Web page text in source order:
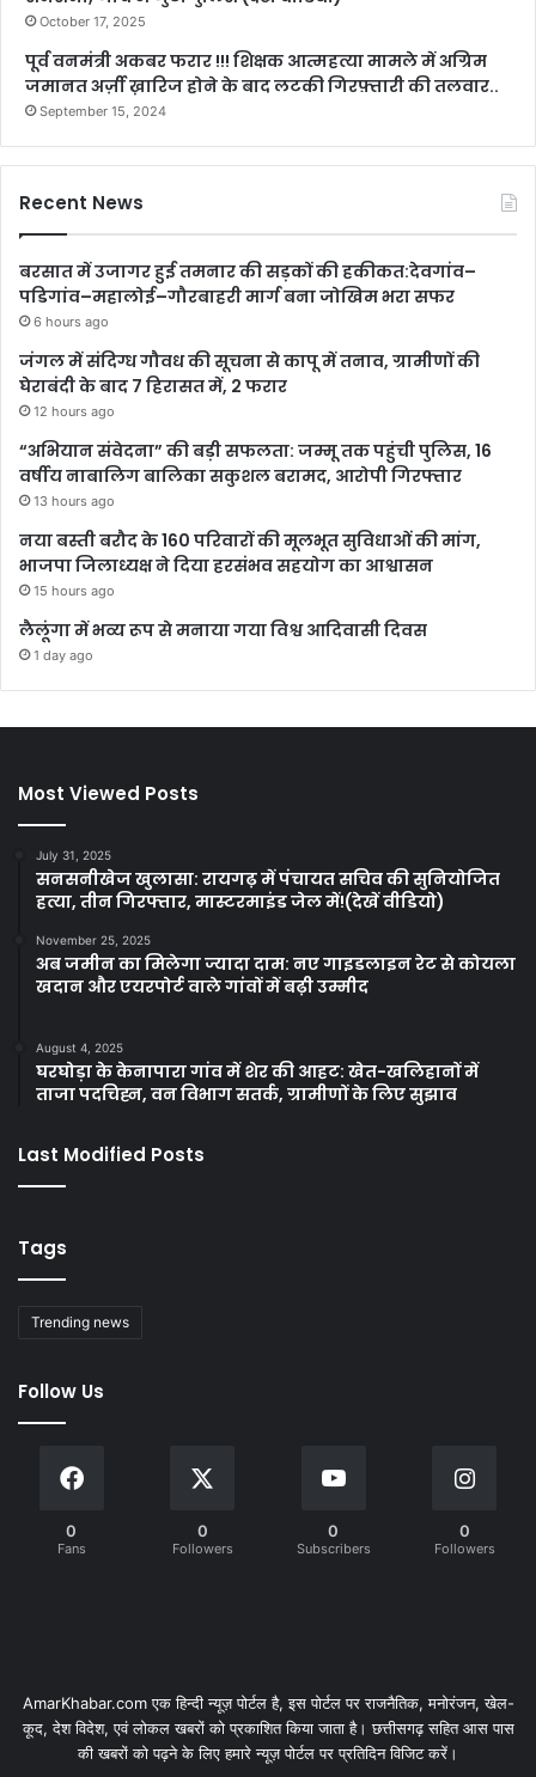
October 17, 2025
पूर्व वनमंत्री अकबर फरार !!! शिक्षक आत्महत्या मामले में अग्रिम
जमानत अर्ज़ी ख़ारिज होने के बाद लटकी गिरफ़्तारी की तलवार..
September 15, 2024
Recent News
बरसात में उजागर हुई तमनार की सड़कों की हकीकत:देवगांव–
पडिगांव–महालोई–गौरबाहरी मार्ग बना जोखिम भरा सफर
6 hours ago
जंगल में संदिग्ध गौवध की सूचना से कापू में तनाव, ग्रामीणों की
घेराबंदी के बाद 7 हिरासत में, 2 फरार
12 hours ago
“अभियान संवेदना” की बड़ी सफलता: जम्मू तक पहुंची पुलिस, 16
वर्षीय नाबालिग बालिका सकुशल बरामद, आरोपी गिरफ्तार
13 hours ago
नया बस्ती बरौद के 160 परिवारों की मूलभूत सुविधाओं की मांग,
भाजपा जिलाध्यक्ष ने दिया हरसंभव सहयोग का आश्वासन
15 hours ago
लैलूंगा में भव्य रूप से मनाया गया विश्व आदिवासी दिवस
1 day ago
Most Viewed Posts
July 31, 2025
सनसनीखेज खुलासा: रायगढ़ में पंचायत सचिव की सुनियोजित
हत्या, तीन गिरफ्तार, मास्टरमाइंड जेल में!(देखें वीडियो)
November 25, 2025
अब जमीन का मिलेगा ज्यादा दाम: नए गाइडलाइन रेट से कोयला
खदान और एयरपोर्ट वाले गांवों में बढ़ी उम्मीद
August 4, 2025
घरघोड़ा के केनापारा गांव में शेर की आहट: खेत-खलिहानों में
ताजा पदचिह्न, वन विभाग सतर्क, ग्रामीणों के लिए सुझाव
Last Modified Posts
Tags
Trending news
Follow Us
0
Fans
0
Followers
0
Subscribers
0
Followers
AmarKhabar.com एक हिन्दी न्यूज़ पोर्टल है, इस पोर्टल पर राजनैतिक, मनोरंजन, खेल-
कूद, देश विदेश, एवं लोकल खबरों को प्रकाशित किया जाता है। छत्तीसगढ़ सहित आस पास
की खबरों को पढ़ने के लिए हमारे न्यूज़ पोर्टल पर प्रतिदिन विजिट करें।